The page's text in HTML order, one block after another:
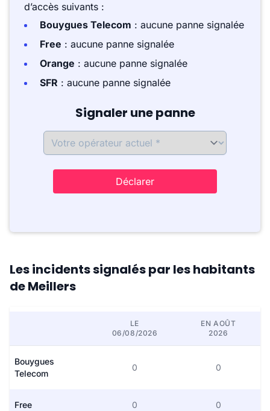
d’accès suivants :
Bouygues Telecom : aucune panne signalée
Free : aucune panne signalée
Orange : aucune panne signalée
SFR : aucune panne signalée
Signaler une panne
Déclarer
Les incidents signalés par les habitants
de Meillers
LE
06/08/2026
EN AOÛT
2026
Bouygues
Telecom
0 0
Free 0 0